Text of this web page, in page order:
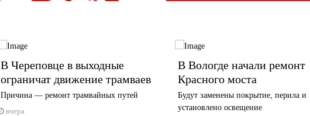
В Череповце в выходные
ограничат движение трамваев
Причина — ремонт трамвайных путей
вчера
В Вологде начали ремонт
Красного моста
Будут заменены покрытие, перила и
установлено освещение